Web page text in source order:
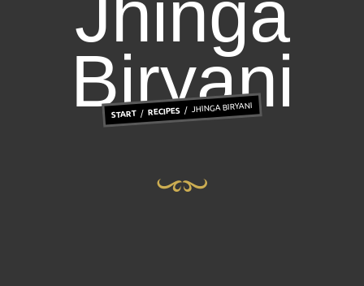
Jhinga
Biryani
START RECIPES JHINGA BIRYANI